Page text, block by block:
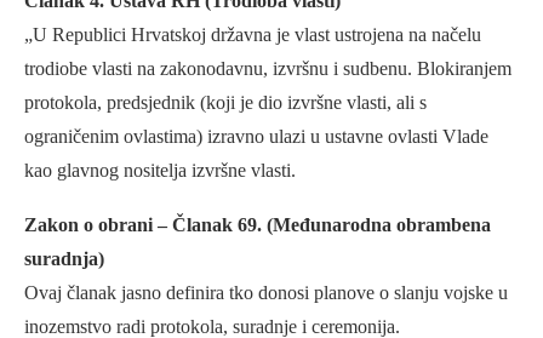
„U Republici Hrvatskoj državna je vlast ustrojena na načelu
trodiobe vlasti na zakonodavnu, izvršnu i sudbenu. Blokiranjem
protokola, predsjednik (koji je dio izvršne vlasti, ali s
ograničenim ovlastima) izravno ulazi u ustavne ovlasti Vlade
kao glavnog nositelja izvršne vlasti.
Zakon o obrani – Članak 69. (Međunarodna obrambena
suradnja)
Ovaj članak jasno definira tko donosi planove o slanju vojske u
inozemstvo radi protokola, suradnje i ceremonija.